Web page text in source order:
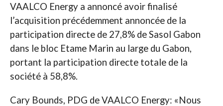
VAALCO Energy a annoncé avoir finalisé
l’acquisition précédemment annoncée de la
participation directe de 27,8% de Sasol Gabon
dans le bloc Etame Marin au large du Gabon,
portant la participation directe totale de la
société à 58,8%.
Cary Bounds, PDG de VAALCO Energy: «Nous